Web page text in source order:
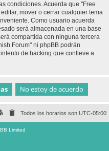
condiciones. Acuerda que "Free
mover o cerrar cualquier tema
Como usuario acuerda
será almacenada en una base
compartida con ninguna tercera
Forum" ni phpBB podrán
de hacking que conlleve a
Todos los horarios son UTC-05:00
Limited